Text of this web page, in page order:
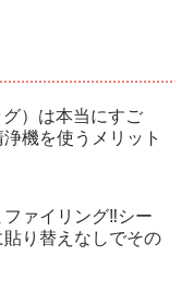
）は本当にすご
機を使うメリット
ァイリング‼︎シー
り替えなしでその